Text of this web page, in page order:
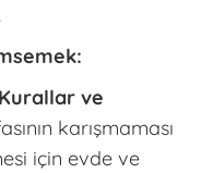
ve
karışmaması
için evde ve